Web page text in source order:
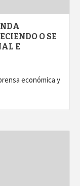
O SE
E
económica y